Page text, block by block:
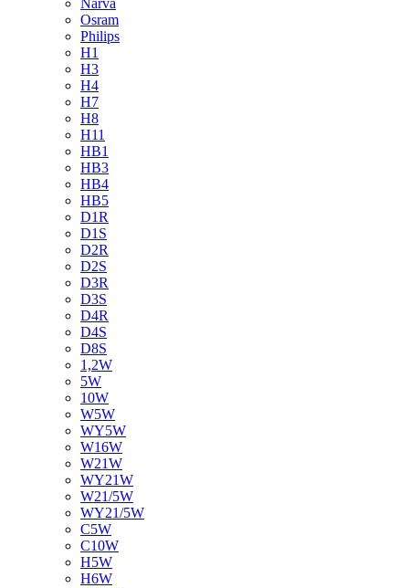
Osram
Philips
H1
H3
H4
H7
H8
H11
HB1
HB3
HB4
HB5
D1R
D1S
D2R
D2S
D3R
D3S
D4R
D4S
D8S
1,2W
5W
10W
W5W
WY5W
W16W
W21W
WY21W
W21/5W
WY21/5W
C5W
C10W
H5W
H6W